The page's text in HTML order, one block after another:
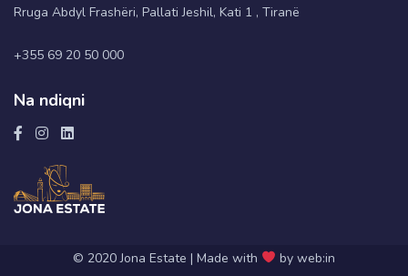
Rruga Abdyl Frashëri, Pallati Jeshil, Kati 1 , Tiranë
+355 69 20 50 000
Na ndiqni
© 2020 Jona Estate | Made with by web:in